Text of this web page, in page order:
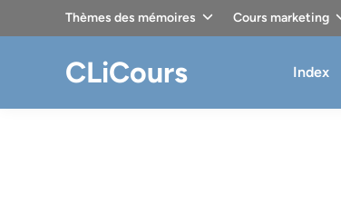
Thèmes des mémoires Cours marketing
CLiCours Index